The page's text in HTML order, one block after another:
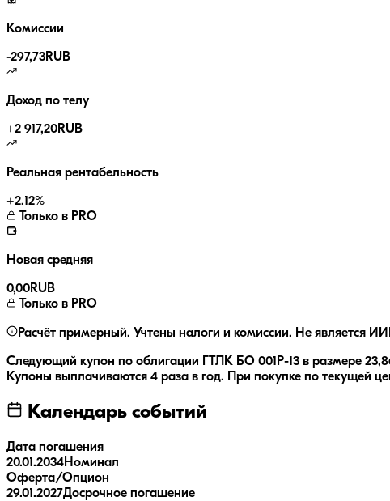
Комиссии
-297,73RUB
Доход по телу
+2 917,20RUB
Реальная рентабельность
+2.12%
Только в PRO
Новая средняя
0,00RUB
Только в PRO
Расчёт примерный. Учтены налоги и комиссии. Не является
Следующий купон по облигации ГТЛК БО 001P-13 в размере
Купоны выплачиваются 4 раза в год. При покупке по текущей
Календарь событий
Дата погашения
20.01.2034Номинал
Оферта/Опцион
29.01.2027Досрочное погашение